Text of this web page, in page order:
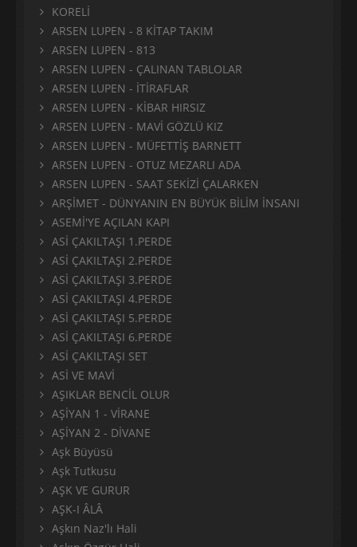
KORELİ
ARSEN LUPEN - 8 KİTAP TAKIM
ARSEN LUPEN - 813
ARSEN LUPEN - ÇALINAN TABLOLAR
ARSEN LUPEN - İTİRAFLAR
ARSEN LUPEN - KİBAR HIRSIZ
ARSEN LUPEN - MAVİ GÖZLÜ KIZ
ARSEN LUPEN - MÜFETTİŞ BARNETT
ARSEN LUPEN - OTUZ MEZARLI ADA
ARSEN LUPEN - SAAT SEKİZİ ÇALARKEN
ARŞİMET - DÜNYANIN EN BÜYÜK BİLİM İNSANI
ASEMİ'YE AÇILAN KAPI
ASİ ÇAKILTAŞI 1.PERDE
ASİ ÇAKILTAŞI 2.PERDE
ASİ ÇAKILTAŞI 3.PERDE
ASİ ÇAKILTAŞI 4.PERDE
ASİ ÇAKILTAŞI 5.PERDE
ASİ ÇAKILTAŞI 6.PERDE
ASİ ÇAKILTAŞI SET
ASİ VE MAVİ
AŞIKLAR BENCİL OLUR
AŞİYAN 1 - VİRANE
AŞİYAN 2 - DİVANE
Aşk Büyüsü
Aşk Tutkusu
AŞK VE GURUR
AŞK-I ÂLÂ
Aşkın Naz'lı Hali